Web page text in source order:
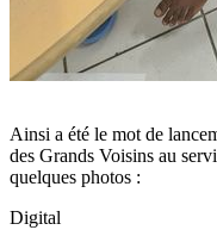
Ainsi a été le mot de
des Grands Voisins au
quelques photos :
Digital